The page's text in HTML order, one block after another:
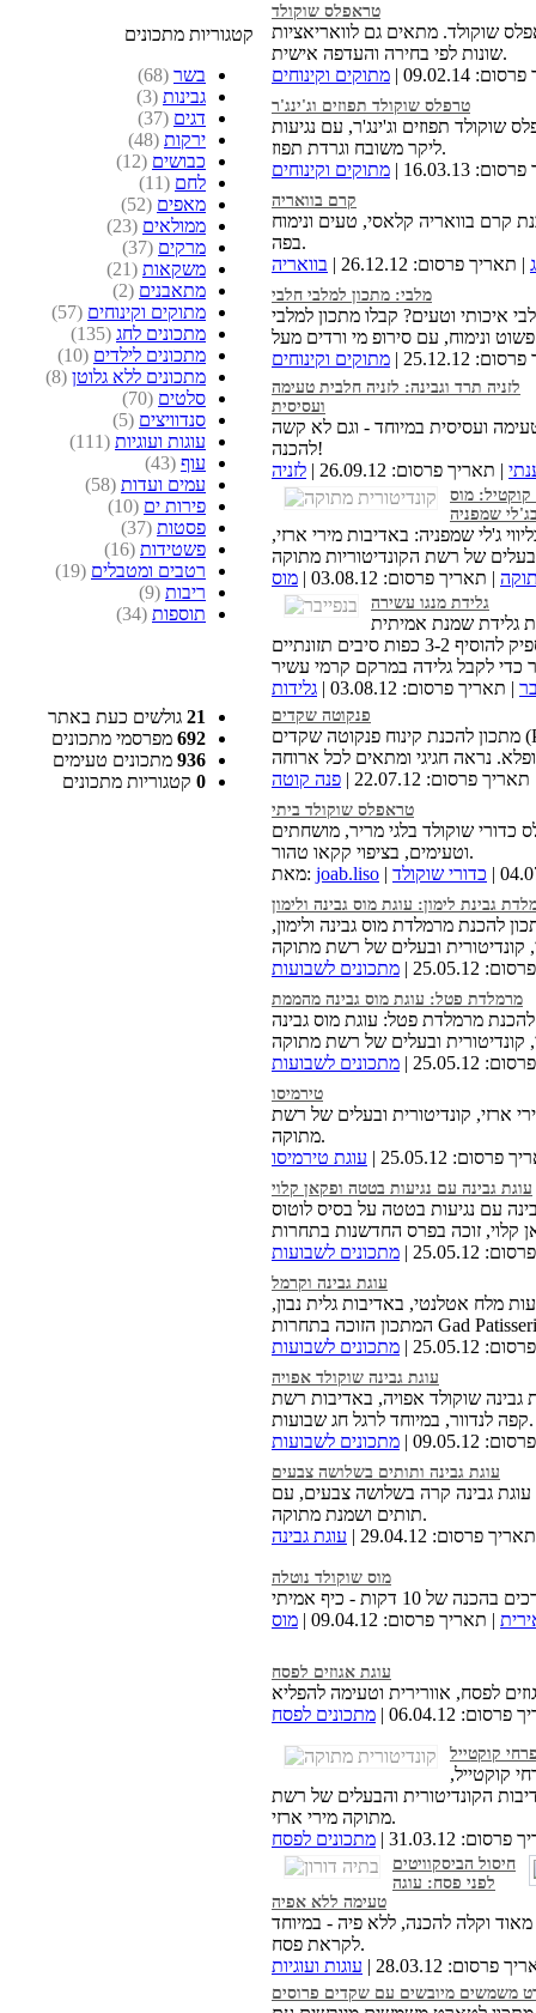
קטגוריות מתכונים
בשר (68)
גבינות (3)
דגים (37)
ירקות (48)
כבושים (12)
לחם (11)
מאפים (52)
ממולאים (23)
מרקים (37)
משקאות (21)
מתאבנים (2)
מתוקים וקינוחים (57)
מתכונים לחג (135)
מתכונים לילדים (10)
מתכונים ללא גלוטן (8)
סלטים (70)
סנדוויצים (5)
עוגות ועוגיות (111)
עוף (43)
עמים ועדות (58)
פירות ים (10)
פסטות (37)
פשטידות (16)
רטבים ומטבלים (19)
ריבות (9)
תוספות (34)
21 גולשים כעת באתר
692 מפרסמי מתכונים
936 מתכונים טעימים
0 קטגוריות מתכונים
טראפלס שוקולד
שוקולד. מתאים גם לוואריאציות
שונות לפי בחירה והעדפה אישית.
09.02.14 |
מתוקים וקינוחים
טרפלס שוקולד תפוזים וג'ינג'ר
שוקולד תפוזים וג'ינג'ר, עם נגיעות
ליקר משובח וגרדת תפוז.
16.03.13 |
מתוקים וקינוחים
קרם בוואריה
קרם בוואריה קלאסי, טעים ונימוח
בפה.
| תאריך פרסום: 26.12.12 | בוואריה
מלבי: מתכון למלבי חלבי
איכותי וטעים? קבלו מתכון למלבי
25.12.12 | מתוקים וקינוחים
לזניה תרד וגבינה: לזניה חלבית טעימה
ועסיסית
ועסיסית במיוחד - וגם לא קשה
להכנה!
| תאריך פרסום: 26.09.12 | לזניה
קוקטיל: מוס
שמפניה
ג'לי שמפניה: באדיבות מירי ארזי,
| תאריך פרסום: 03.08.12 | מוס
גלידת מנגו עשירה
גלידת שמנת אמיתית
בחמש דקות עבודה, ללא צורך במכונת גלידה. מספיק להוסיף 3-2 כפות סיבים תזונתיים
| תאריך פרסום: 03.08.12 | גלידות
פנקוטה שקדים
מתכון להכנת קינוח פנקוטה שקדים (Panna Cotta) ייחודי בטעמו
פרסום: 22.07.12 | פנה קוטה
טראפלס שוקולד ביתי
כדורי שוקולד בלגי מריר, מושחתים
וטעימים, בציפוי קקאו טהור.
מאת: joab.liso כדורי שוקולד
גבינת לימון: עוגת מוס גבינה ולימון
להכנת מרמלדת מוס גבינה ולימון,
25.05.12 | מתכונים לשבועות
מרמלדת פטל: עוגת מוס גבינה מהממת
מרמלדת פטל: עוגת מוס גבינה
25.05.12 | מתכונים לשבועות
טירמיסו
ארזי, קונדיטורית ובעלים של רשת
מתוקה.
25.05.12 |
עוגת טירמיסו
עוגת גבינה עם נגיעות בטטה ופקאן קלוי
עם נגיעות בטטה על בסיס לוטוס
25.05.12 | מתכונים לשבועות
עוגת גבינה וקרמל
מלח אטלנטי, באדיבות גלית נבון,
25.05.12 | מתכונים לשבועות
עוגת גבינה שוקולד אפויה
גבינה שוקולד אפויה, באדיבות רשת
קפה לנדוור, במיוחד לרגל חג שבועות.
09.05.12 |
מתכונים לשבועות
עוגת גבינה ותותים בשלושה צבעים
עוגת גבינה קרה בשלושה צבעים, עם
תותים ושמנת מתוקה.
פרסום: 29.04.12 |
עוגת גבינה
מוס שוקולד נוטלה
| תאריך פרסום: 09.04.12 | מוס
עוגת אגוזים לפסח
06.04.12 | מתכונים לפסח
קוקטייל
קוקטייל,
הקונדיטורית והבעלים של רשת
מתוקה מירי ארזי.
31.03.12 |
מתכונים לפסח
חיסול הביסקוויטים
לפני פסח: עוגה
טעימה ללא אפיה
וקלה להכנה, ללא פיה - במיוחד
לקראת פסח.
פרסום: 28.03.12 |
עוגות ועוגיות
משמשים מיובשים עם שקדים פרוסים